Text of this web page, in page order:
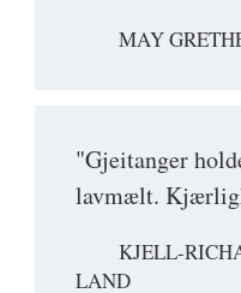
MAY
"Gjeitanger
lavmælt.
KJELL-
LAND